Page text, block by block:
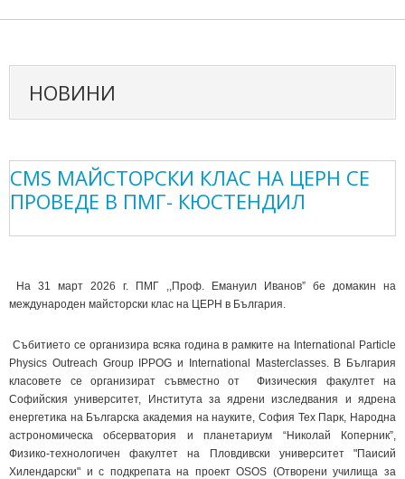
НОВИНИ
CMS МАЙСТОРСКИ КЛАС НА ЦЕРН СЕ
ПРОВЕДЕ В ПМГ- КЮСТЕНДИЛ
На 31 март 2026 г. ПМГ ,,Проф. Емануил Иванов” бе домакин на
международен майсторски клас на ЦЕРН в България.
Събитието се организира всяка година в рамките на International Particle
Physics Outreach Group IPPOG и International Masterclasses. В България
класовете се организират съвместно от Физическия факултет на
Софийския университет, Института за ядрени изследвания и ядрена
енергетика на Българска академия на науките, София Тех Парк, Народна
астрономическа обсерватория и планетариум “Николай Коперник”,
Физико-технологичен факултет на Пловдивски университет "Паисий
Хилендарски" и с подкрепата на проект OSOS (Отворени училища за